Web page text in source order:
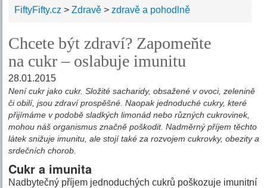
FiftyFifty.cz >Zdravě >zdravě a pohodlně
Chcete být zdraví? Zapomeňte
na cukr – oslabuje imunitu
28.01.2015
Není cukr jako cukr. Složité sacharidy, obsažené v ovoci, zelenině
či obilí, jsou zdraví prospěšné. Naopak jednoduché cukry, které
přijímáme v podobě sladkých limonád nebo různých cukrovinek,
mohou náš organismus značně poškodit. Nadměrný příjem těchto
látek snižuje imunitu, ale stojí také za rozvojem cukrovky, obezity a
srdečních chorob.
Cukr a imunita
Nadbytečný příjem jednoduchých cukrů poškozuje imunitní